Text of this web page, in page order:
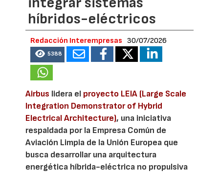
híbridos-eléctricos
Redacción Interempresas 30/07/2026
5388
Airbus lidera el proyecto LEIA (Large Scale
Integration Demonstrator of Hybrid
Electrical Architecture), una iniciativa
respaldada por la Empresa Común de
Aviación Limpia de la Unión Europea que
busca desarrollar una arquitectura
energética híbrida-eléctrica no propulsiva